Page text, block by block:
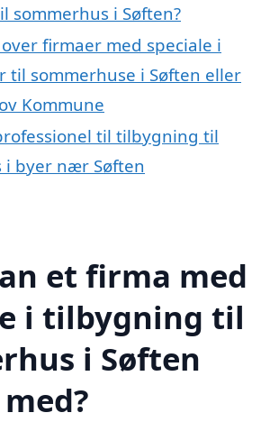
sommerhus i Søften?
firmaer med speciale i
til sommerhuse i Søften eller
Kommune
til tilbygning til
i byer nær Søften
et firma med
i tilbygning til
i Søften